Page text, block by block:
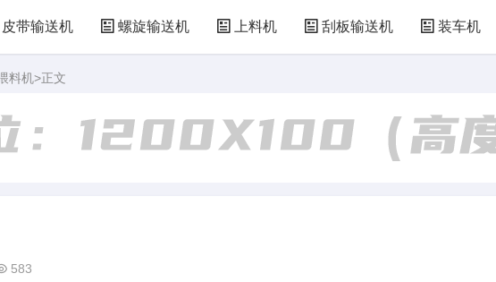
皮带输送机 螺旋输送机 上料机 刮板输送机 装车机
料机>正文
583